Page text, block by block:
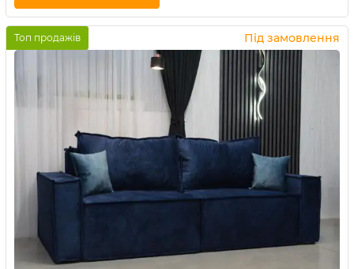
Купити в 1 клік
Під замовлення
Топ продажів